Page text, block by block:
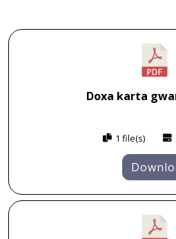
Doxa karta
1 file(s)